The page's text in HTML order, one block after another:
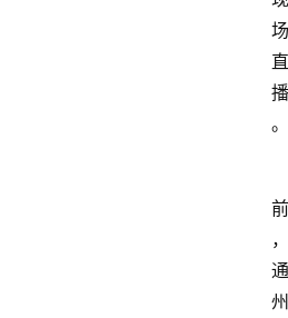
场
直
播
。
前
，
通
州